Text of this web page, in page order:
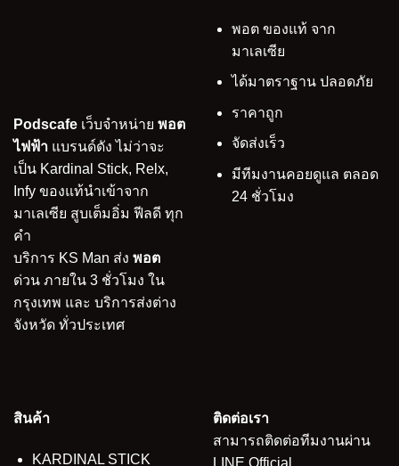
Podscafe เว็บจำหน่าย พอต
ไฟฟ้า แบรนด์ดัง ไม่ว่าจะ
เป็น Kardinal Stick, Relx,
Infy ของแท้นำเข้าจาก
มาเลเซีย สูบเต็มอิ่ม ฟีลดี ทุก
คำ
บริการ KS Man ส่ง พอต
ด่วน ภายใน 3 ชั่วโมง ใน
กรุงเทพ และ บริการส่งต่าง
จังหวัด ทั่วประเทศ
พอต ของแท้ จาก
มาเลเซีย
ได้มาตราฐาน ปลอดภัย
ราคาถูก
จัดส่งเร็ว
มีทีมงานคอยดูแล ตลอด
24 ชั่วโมง
สินค้า
KARDINAL STICK
ติดต่อเรา
สามารถติดต่อทีมงานผ่าน